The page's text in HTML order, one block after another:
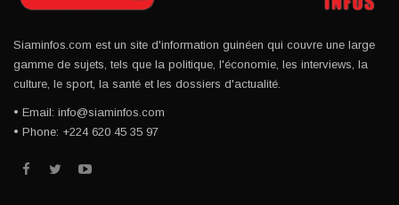
Siaminfos.com est un site d'information guinéen qui couvre une large
gamme de sujets, tels que la politique, l'économie, les interviews, la
culture, le sport, la santé et les dossiers d'actualité.
• Email: info@siaminfos.com
• Phone: +224 620 45 35 97